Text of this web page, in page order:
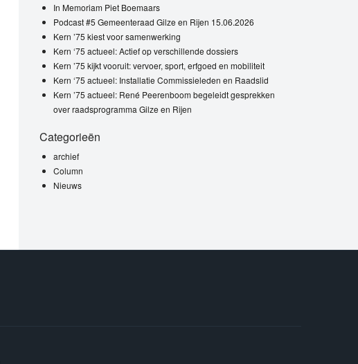
In Memoriam Piet Boemaars
Podcast #5 Gemeenteraad Gilze en Rijen 15.06.2026
Kern ’75 kiest voor samenwerking
Kern ‘75 actueel: Actief op verschillende dossiers
Kern ’75 kijkt vooruit: vervoer, sport, erfgoed en mobiliteit
Kern ‘75 actueel: Installatie Commissieleden en Raadslid
Kern ’75 actueel: René Peerenboom begeleidt gesprekken
over raadsprogramma Gilze en Rijen
Categorieën
archief
Column
Nieuws